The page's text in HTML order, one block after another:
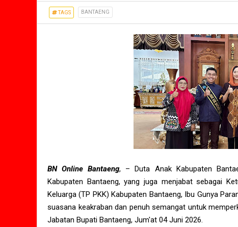
TAGS BANTAENG
BN Online Bantaeng, – Duta Anak Kabupaten
Kabupaten Bantaeng, yang juga menjabat sebagai
Keluarga (TP PKK) Kabupaten Bantaeng, Ibu Gunya
suasana keakraban dan penuh semangat untuk
Jabatan Bupati Bantaeng, Jum'at 04 Juni 2026.